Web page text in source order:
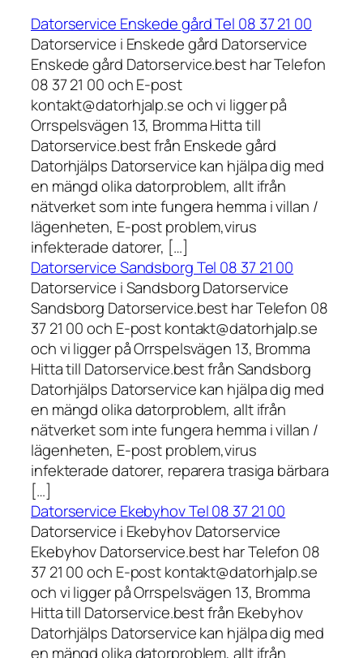
Datorservice Enskede gård Tel 08 37 21 00
Datorservice i Enskede gård Datorservice
Enskede gård Datorservice.best har Telefon
08 37 21 00 och E-post
kontakt@datorhjalp.se och vi ligger på
Orrspelsvägen 13, Bromma Hitta till
Datorservice.best från Enskede gård
Datorhjälps Datorservice kan hjälpa dig med
en mängd olika datorproblem, allt ifrån
nätverket som inte fungera hemma i villan /
lägenheten, E-post problem,virus
infekterade datorer, […]
Datorservice Sandsborg Tel 08 37 21 00
Datorservice i Sandsborg Datorservice
Sandsborg Datorservice.best har Telefon 08
37 21 00 och E-post kontakt@datorhjalp.se
och vi ligger på Orrspelsvägen 13, Bromma
Hitta till Datorservice.best från Sandsborg
Datorhjälps Datorservice kan hjälpa dig med
en mängd olika datorproblem, allt ifrån
nätverket som inte fungera hemma i villan /
lägenheten, E-post problem,virus
infekterade datorer, reparera trasiga bärbara
[…]
Datorservice Ekebyhov Tel 08 37 21 00
Datorservice i Ekebyhov Datorservice
Ekebyhov Datorservice.best har Telefon 08
37 21 00 och E-post kontakt@datorhjalp.se
och vi ligger på Orrspelsvägen 13, Bromma
Hitta till Datorservice.best från Ekebyhov
Datorhjälps Datorservice kan hjälpa dig med
en mängd olika datorproblem, allt ifrån